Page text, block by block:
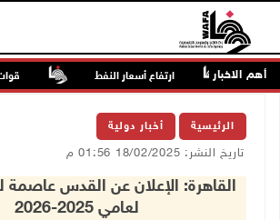
أهم الاخبار ارتفاع أسعار النفط قوات
الرئيسية أخبار دولية
تاريخ النشر: 18/02/2025 01:56 م
القاهرة: الإعلان عن القدس عاصمة
لعامي 2025-2026